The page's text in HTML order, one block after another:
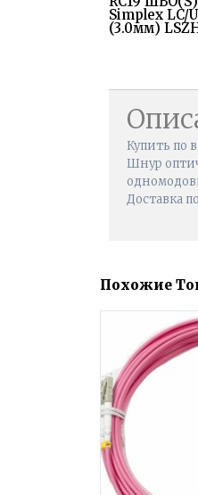
Simplex LC/
(3.0мм)
Купить по
Шнур
Доставка
Похожие